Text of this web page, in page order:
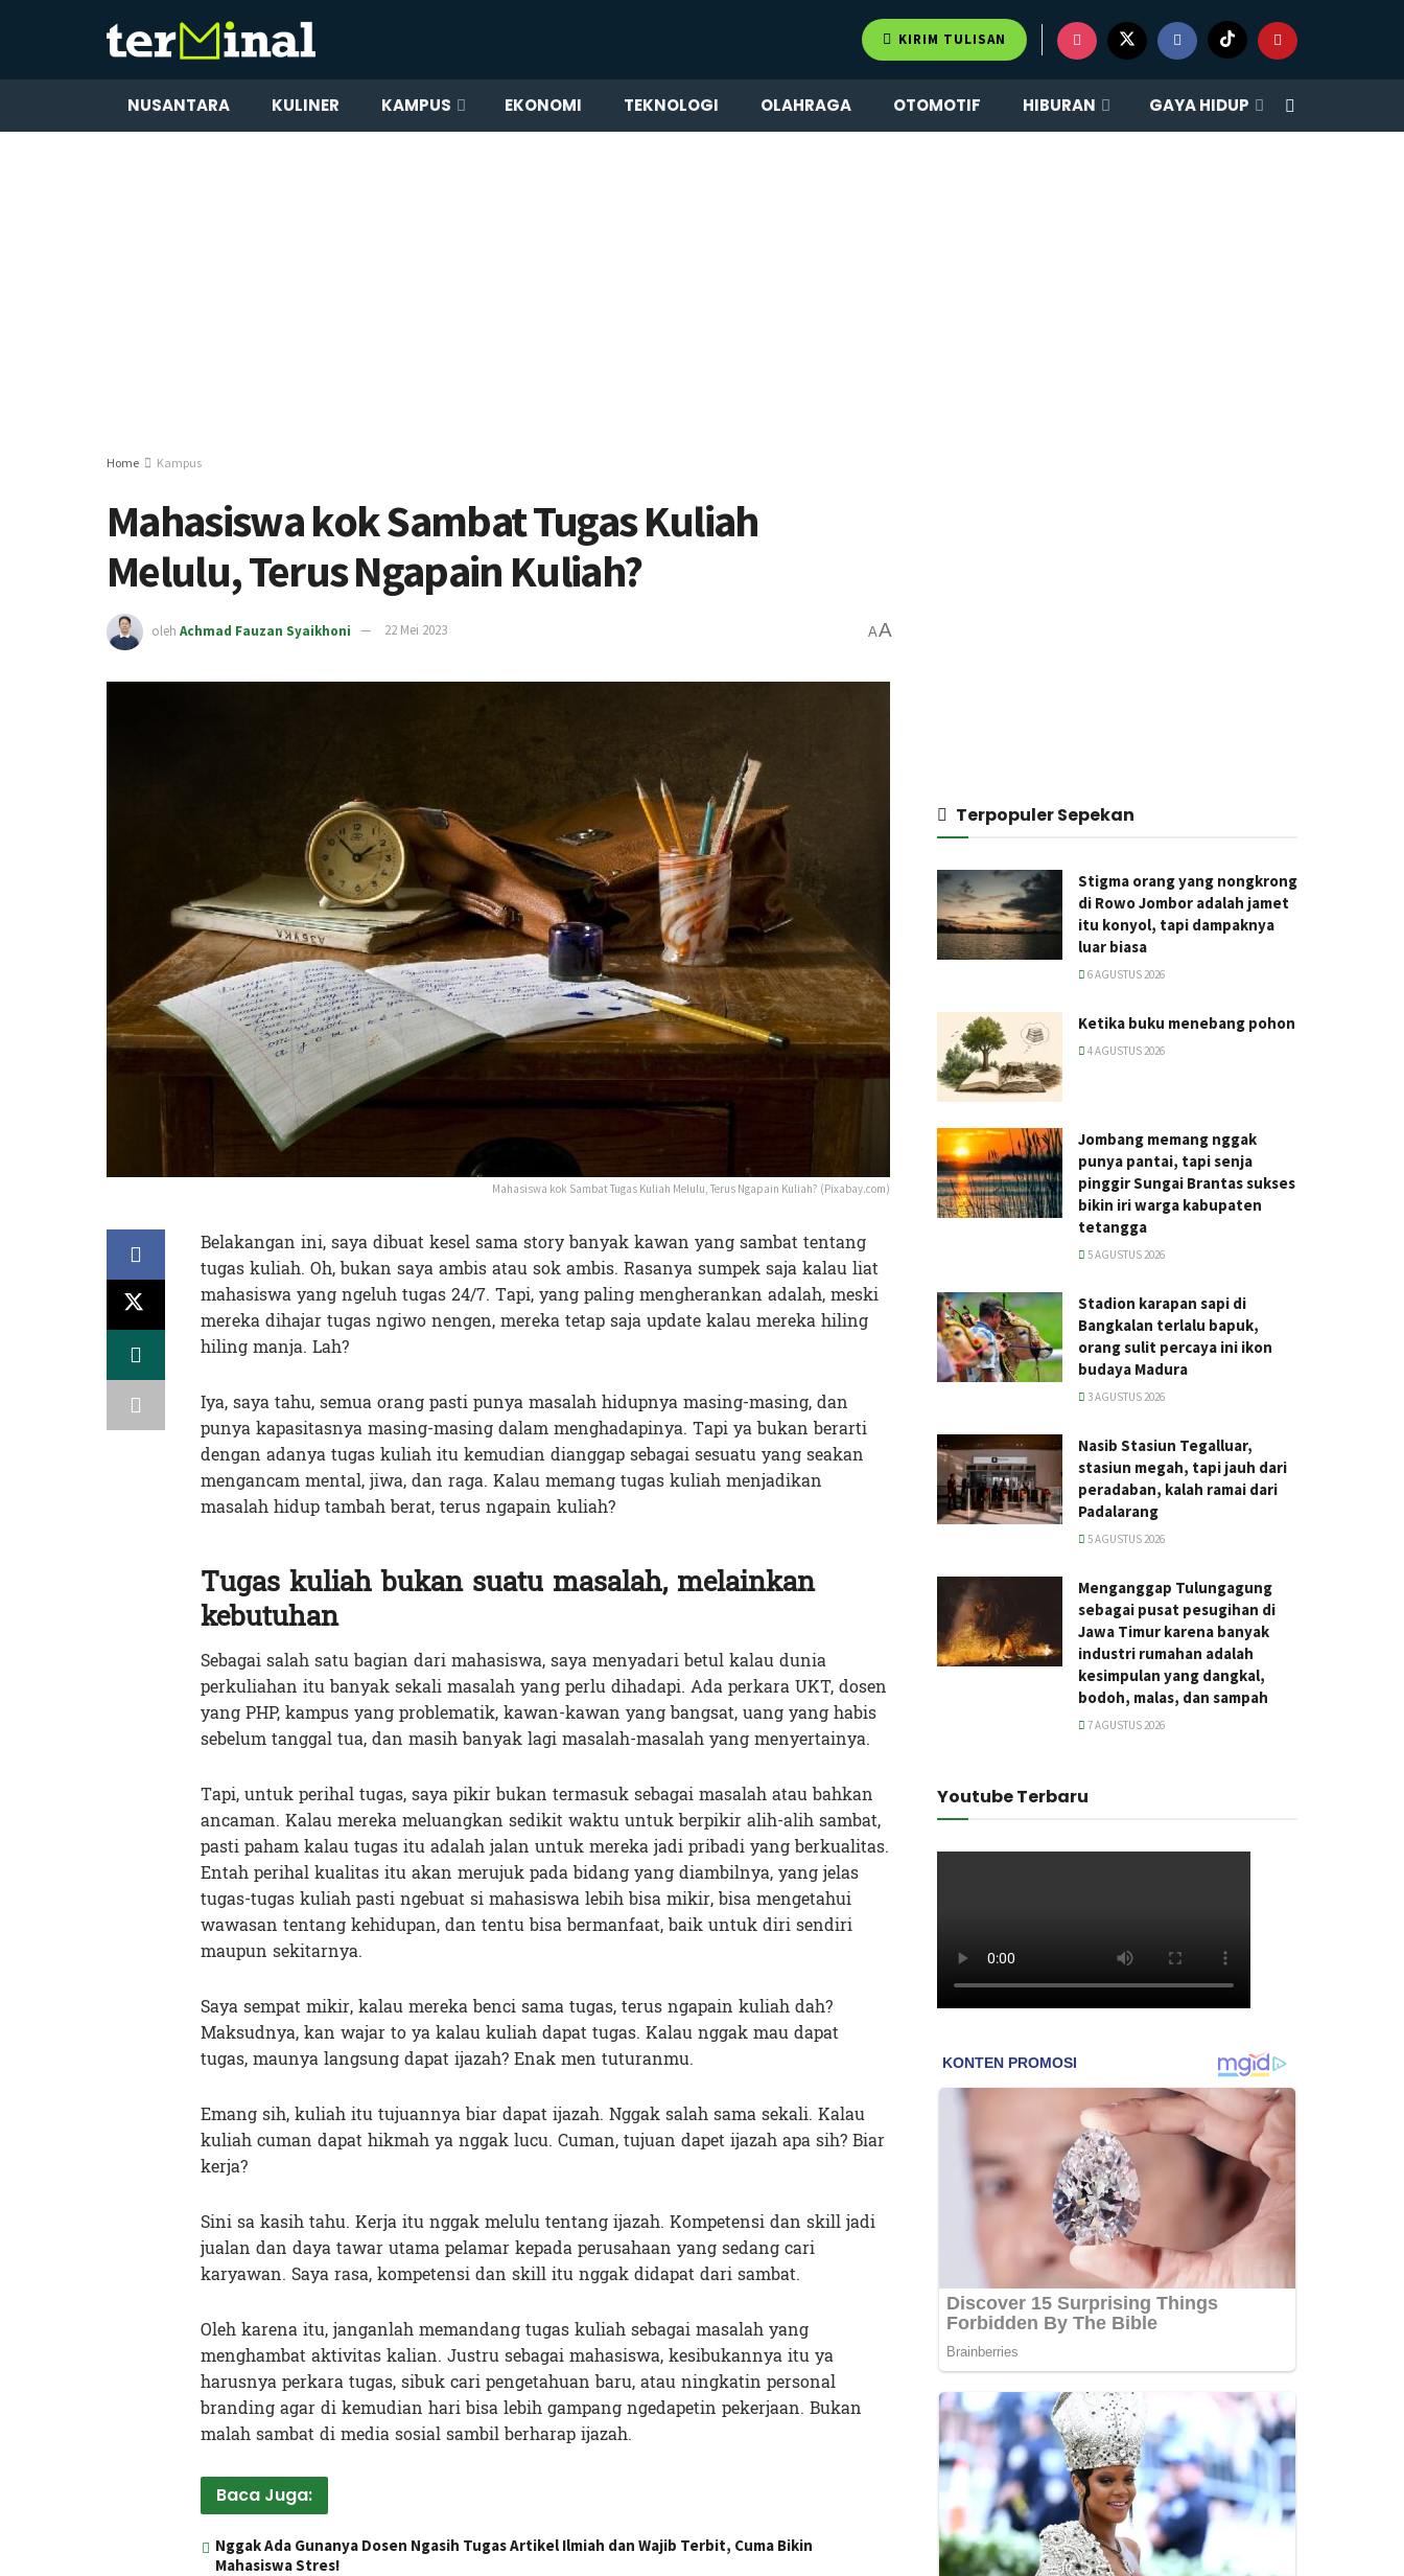
KIRIM TULISAN
NUSANTARA KULINER KAMPUS EKONOMI TEKNOLOGI OLAHRAGA OTOMOTIF HIBURAN GAYA HIDUP
Home Kampus
Mahasiswa kok Sambat Tugas Kuliah
Melulu, Terus Ngapain Kuliah?
oleh Achmad Fauzan Syaikhoni 22 Mei 2023 AA
Mahasiswa kok Sambat Tugas Kuliah Melulu, Terus Ngapain Kuliah? (Pixabay.com)
Belakangan ini, saya dibuat kesel sama story banyak kawan yang sambat tentang
tugas kuliah. Oh, bukan saya ambis atau sok ambis. Rasanya sumpek saja kalau liat
mahasiswa yang ngeluh tugas 24/7. Tapi, yang paling mengherankan adalah, meski
mereka dihajar tugas ngiwo nengen, mereka tetap saja update kalau mereka hiling
hiling manja. Lah?
Iya, saya tahu, semua orang pasti punya masalah hidupnya masing-masing, dan
punya kapasitasnya masing-masing dalam menghadapinya. Tapi ya bukan berarti
dengan adanya tugas kuliah itu kemudian dianggap sebagai sesuatu yang seakan
mengancam mental, jiwa, dan raga. Kalau memang tugas kuliah menjadikan
masalah hidup tambah berat, terus ngapain kuliah?
Tugas kuliah bukan suatu masalah, melainkan
kebutuhan
Sebagai salah satu bagian dari mahasiswa, saya menyadari betul kalau dunia
perkuliahan itu banyak sekali masalah yang perlu dihadapi. Ada perkara UKT, dosen
yang PHP, kampus yang problematik, kawan-kawan yang bangsat, uang yang habis
sebelum tanggal tua, dan masih banyak lagi masalah-masalah yang menyertainya.
Tapi, untuk perihal tugas, saya pikir bukan termasuk sebagai masalah atau bahkan
ancaman. Kalau mereka meluangkan sedikit waktu untuk berpikir alih-alih sambat,
pasti paham kalau tugas itu adalah jalan untuk mereka jadi pribadi yang berkualitas.
Entah perihal kualitas itu akan merujuk pada bidang yang diambilnya, yang jelas
tugas-tugas kuliah pasti ngebuat si mahasiswa lebih bisa mikir, bisa mengetahui
wawasan tentang kehidupan, dan tentu bisa bermanfaat, baik untuk diri sendiri
maupun sekitarnya.
Saya sempat mikir, kalau mereka benci sama tugas, terus ngapain kuliah dah?
Maksudnya, kan wajar to ya kalau kuliah dapat tugas. Kalau nggak mau dapat
tugas, maunya langsung dapat ijazah? Enak men tuturanmu.
Emang sih, kuliah itu tujuannya biar dapat ijazah. Nggak salah sama sekali. Kalau
kuliah cuman dapat hikmah ya nggak lucu. Cuman, tujuan dapet ijazah apa sih? Biar
kerja?
Sini sa kasih tahu. Kerja itu nggak melulu tentang ijazah. Kompetensi dan skill jadi
jualan dan daya tawar utama pelamar kepada perusahaan yang sedang cari
karyawan. Saya rasa, kompetensi dan skill itu nggak didapat dari sambat.
Oleh karena itu, janganlah memandang tugas kuliah sebagai masalah yang
menghambat aktivitas kalian. Justru sebagai mahasiswa, kesibukannya itu ya
harusnya perkara tugas, sibuk cari pengetahuan baru, atau ningkatin personal
branding agar di kemudian hari bisa lebih gampang ngedapetin pekerjaan. Bukan
malah sambat di media sosial sambil berharap ijazah.
Baca Juga:
Nggak Ada Gunanya Dosen Ngasih Tugas Artikel Ilmiah dan Wajib Terbit, Cuma Bikin
Mahasiswa Stres!
Terpopuler Sepekan
Stigma orang yang nongkrong
di Rowo Jombor adalah jamet
itu konyol, tapi dampaknya
luar biasa
6 AGUSTUS 2026
Ketika buku menebang pohon
4 AGUSTUS 2026
Jombang memang nggak
punya pantai, tapi senja
pinggir Sungai Brantas sukses
bikin iri warga kabupaten
tetangga
5 AGUSTUS 2026
Stadion karapan sapi di
Bangkalan terlalu bapuk,
orang sulit percaya ini ikon
budaya Madura
3 AGUSTUS 2026
Nasib Stasiun Tegalluar,
stasiun megah, tapi jauh dari
peradaban, kalah ramai dari
Padalarang
5 AGUSTUS 2026
Menganggap Tulungagung
sebagai pusat pesugihan di
Jawa Timur karena banyak
industri rumahan adalah
kesimpulan yang dangkal,
bodoh, malas, dan sampah
7 AGUSTUS 2026
Youtube Terbaru